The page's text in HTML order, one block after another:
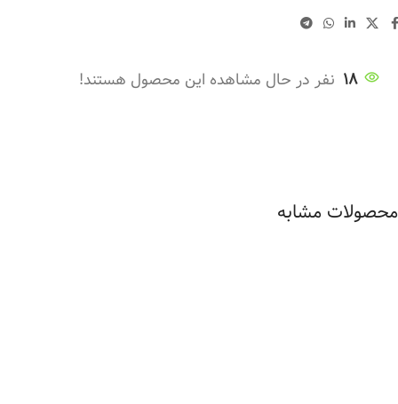
18 نفر در حال مشاهده این محصول هستند!
محصولات مشابه